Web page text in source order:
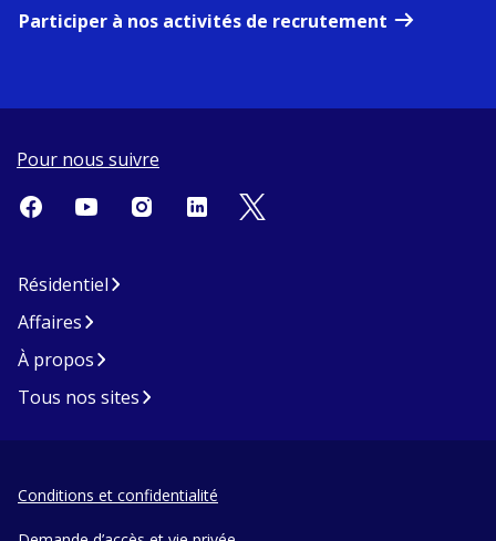
Participer à nos activités de recrutement
Pour nous suivre
Résidentiel
Affaires
À propos
Tous nos sites
Conditions et confidentialité